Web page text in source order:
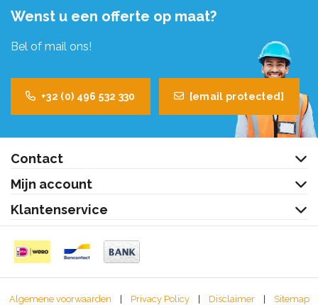
Wenst u een offerte op maat?
Bel of mail ons!
+32 (0) 496 532 330 [email protected]
Contact
Mijn account
Klantenservice
Algemene voorwaarden | Privacy Policy | Disclaimer | Sitemap